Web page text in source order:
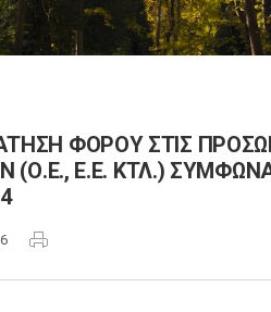
ΦΟΡΟΥ ΣΤΙΣ
(Ο.Ε., Ε.Ε. ΚΤΛ.)